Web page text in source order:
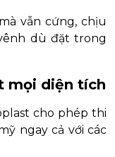
vẫn cứng, chịu
dù đặt trong
mọi diện tích
cho phép thi
ngay cả với các